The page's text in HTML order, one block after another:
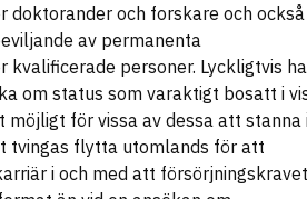
och forskare och också
av permanenta
personer. Lyckligtvis
om status som varaktigt bosatt i
möjligt för vissa av dessa att stanna
tvingas flytta utomlands för att
i och med att försörjningskravet